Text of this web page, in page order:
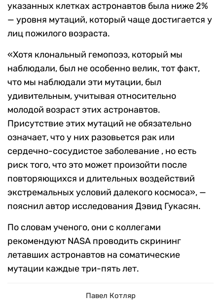
указанных клетках астронавтов была ниже 2%
— уровня мутаций, который чаще достигается у
лиц пожилого возраста.
«Хотя клональный гемопоэз, который мы
наблюдали, был не особенно велик, тот факт,
что мы наблюдали эти мутации, был
удивительным, учитывая относительно
молодой возраст этих астронавтов.
Присутствие этих мутаций не обязательно
означает, что у них разовьется рак или
сердечно-сосудистое заболевание , но есть
риск того, что это может произойти после
повторяющихся и длительных воздействий
экстремальных условий далекого космоса», —
пояснил автор исследования Дэвид Гукасян.
По словам ученого, они с коллегами
рекомендуют NASA проводить скрининг
летавших астронавтов на соматические
мутации каждые три-пять лет.
Павел Котляр